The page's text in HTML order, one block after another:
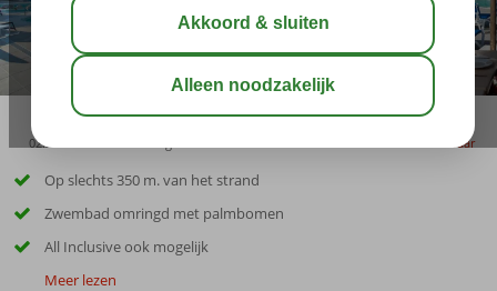
02:30 bewaar
Op slechts 350 m. van het strand
Zwembad omringd met palmbomen
All Inclusive ook mogelijk
Meer lezen